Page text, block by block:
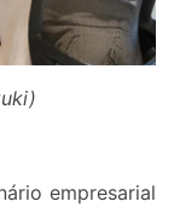
empresarial